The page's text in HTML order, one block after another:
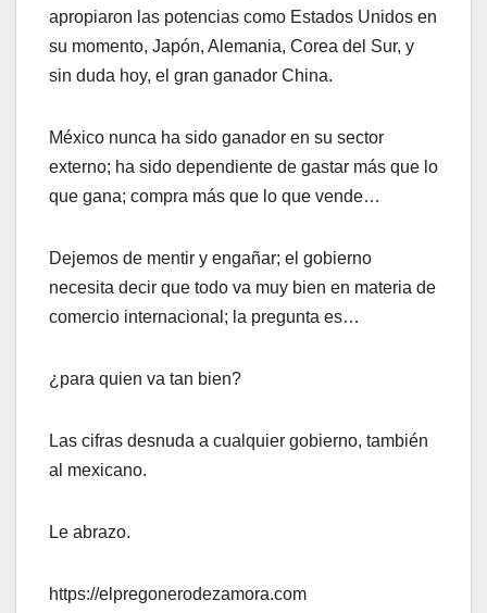
apropiaron las potencias como Estados Unidos en
su momento, Japón, Alemania, Corea del Sur, y
sin duda hoy, el gran ganador China.
México nunca ha sido ganador en su sector
externo; ha sido dependiente de gastar más que lo
que gana; compra más que lo que vende…
Dejemos de mentir y engañar; el gobierno
necesita decir que todo va muy bien en materia de
comercio internacional; la pregunta es…
¿para quien va tan bien?
Las cifras desnuda a cualquier gobierno, también
al mexicano.
Le abrazo.
https://elpregonerodezamora.com